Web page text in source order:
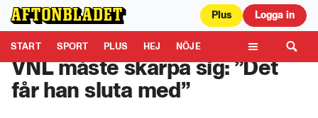
Plus Logga in
START SPORT PLUS HEJ NÖJE
TIPSA KULTUR LEDARE TV
Aftonbladet är en del av Schibsted Media. Schibsted News Media AB är
ansvarig för dina data på denna webbplats.Läs mer här
VNL måste skärpa sig: ”Det
får han sluta med”